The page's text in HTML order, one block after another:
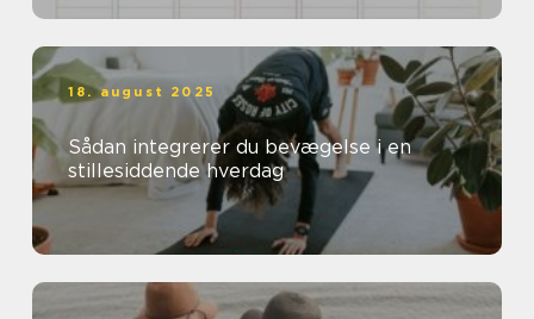
18. august 2025
Sådan integrerer du bevægelse i en
stillesiddende hverdag